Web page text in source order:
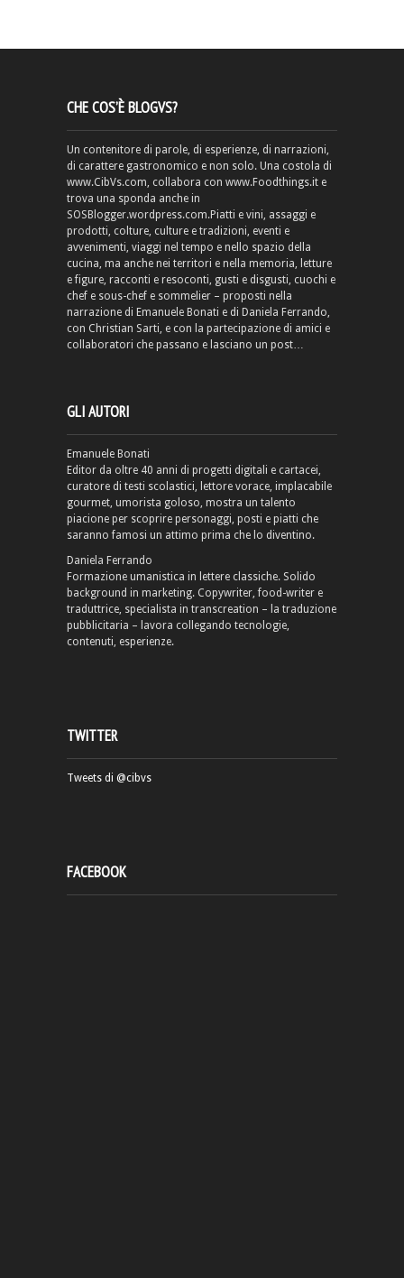
CHE COS’È BLOGVS?
Un contenitore di parole, di esperienze, di narrazioni,
di carattere gastronomico e non solo. Una costola di
www.CibVs.com, collabora con www.Foodthings.it e
trova una sponda anche in
SOSBlogger.wordpress.com.Piatti e vini, assaggi e
prodotti, colture, culture e tradizioni, eventi e
avvenimenti, viaggi nel tempo e nello spazio della
cucina, ma anche nei territori e nella memoria, letture
e figure, racconti e resoconti, gusti e disgusti, cuochi e
chef e sous-chef e sommelier – proposti nella
narrazione di Emanuele Bonati e di Daniela Ferrando,
con Christian Sarti, e con la partecipazione di amici e
collaboratori che passano e lasciano un post…
GLI AUTORI
Emanuele Bonati
Editor da oltre 40 anni di progetti digitali e cartacei,
curatore di testi scolastici, lettore vorace, implacabile
gourmet, umorista goloso, mostra un talento
piacione per scoprire personaggi, posti e piatti che
saranno famosi un attimo prima che lo diventino.
Daniela Ferrando
Formazione umanistica in lettere classiche. Solido
background in marketing. Copywriter, food-writer e
traduttrice, specialista in transcreation – la traduzione
pubblicitaria – lavora collegando tecnologie,
contenuti, esperienze.
TWITTER
Tweets di @cibvs
FACEBOOK